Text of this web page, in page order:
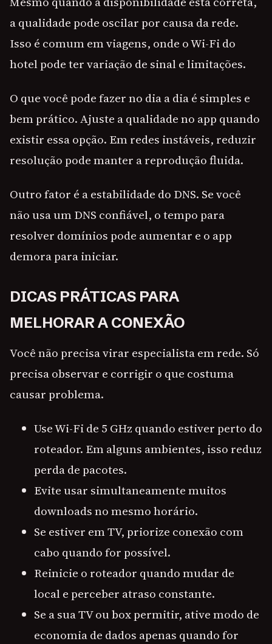
a qualidade pode oscilar por causa da rede.
Isso é comum em viagens, onde o Wi-Fi do
hotel pode ter variação de sinal e limitações.
O que você pode fazer no dia a dia é simples e
bem prático. Ajuste a qualidade no app quando
existir essa opção. Em redes instáveis, reduzir
resolução pode manter a reprodução fluida.
Outro fator é a estabilidade do DNS. Se você
não usa um DNS confiável, o tempo para
resolver domínios pode aumentar e o app
demora para iniciar.
DICAS PRÁTICAS PARA
MELHORAR A CONEXÃO
Você não precisa virar especialista em rede. Só
precisa observar e corrigir o que costuma
causar problema.
Use Wi-Fi de 5 GHz quando estiver perto do
roteador. Em alguns ambientes, isso reduz
perda de pacotes.
Evite usar simultaneamente muitos
downloads no mesmo horário.
Se estiver em TV, priorize conexão com
cabo quando for possível.
Reinicie o roteador quando mudar de
local e perceber atraso constante.
Se a sua TV ou box permitir, ative modo de
economia de dados apenas quando for